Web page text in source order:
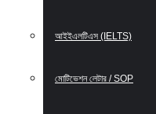
আইইএলটিএস (IELTS)
মোটিভেশন লেটার / SOP